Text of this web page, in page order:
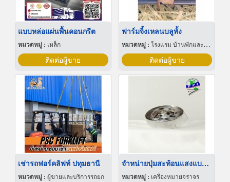
แบบหล่อแผ่นพื้นคอนกรีต
หมวดหมู่ : เหล็ก
ติดต่อผู้ขาย
ฟาร์มจิ้งเหลนบลูทั้ง
หมวดหมู่ : โรงแรม บ้านพักและโฮมสเตย์สัตว์เลี้ยง
ติดต่อผู้ขาย
เช่ารถฟอร์คลิฟท์ ปทุมธานี
หมวดหมู่ : ผู้ขายและบริการรถยก
จำหน่ายปุ่มสะท้อนแสงแบบกลม
หมวดหมู่ : เครื่องหมายจราจร